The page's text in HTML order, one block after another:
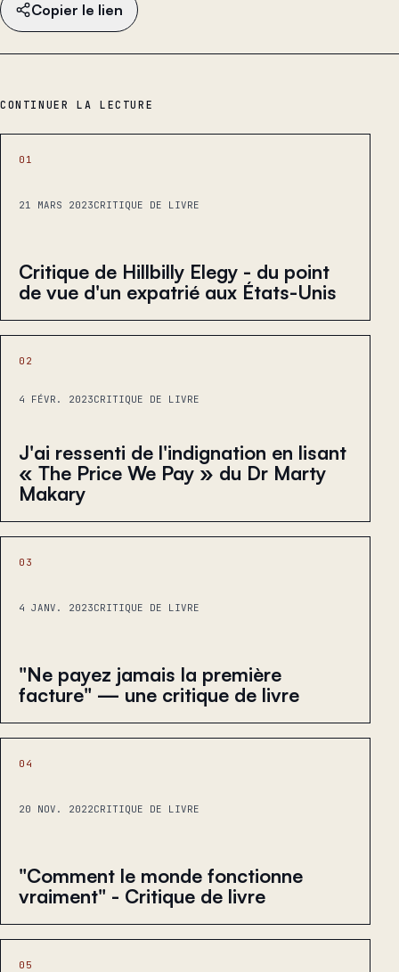
Copier le lien
CONTINUER LA LECTURE
01
21 MARS 2023CRITIQUE DE LIVRE
Critique de Hillbilly Elegy - du point
de vue d'un expatrié aux États-Unis
02
4 FÉVR. 2023CRITIQUE DE LIVRE
J'ai ressenti de l'indignation en lisant
« The Price We Pay » du Dr Marty
Makary
03
4 JANV. 2023CRITIQUE DE LIVRE
"Ne payez jamais la première
facture" — une critique de livre
04
20 NOV. 2022CRITIQUE DE LIVRE
"Comment le monde fonctionne
vraiment" - Critique de livre
05